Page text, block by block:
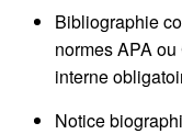
Bibliographie
normes APA
interne
Notice